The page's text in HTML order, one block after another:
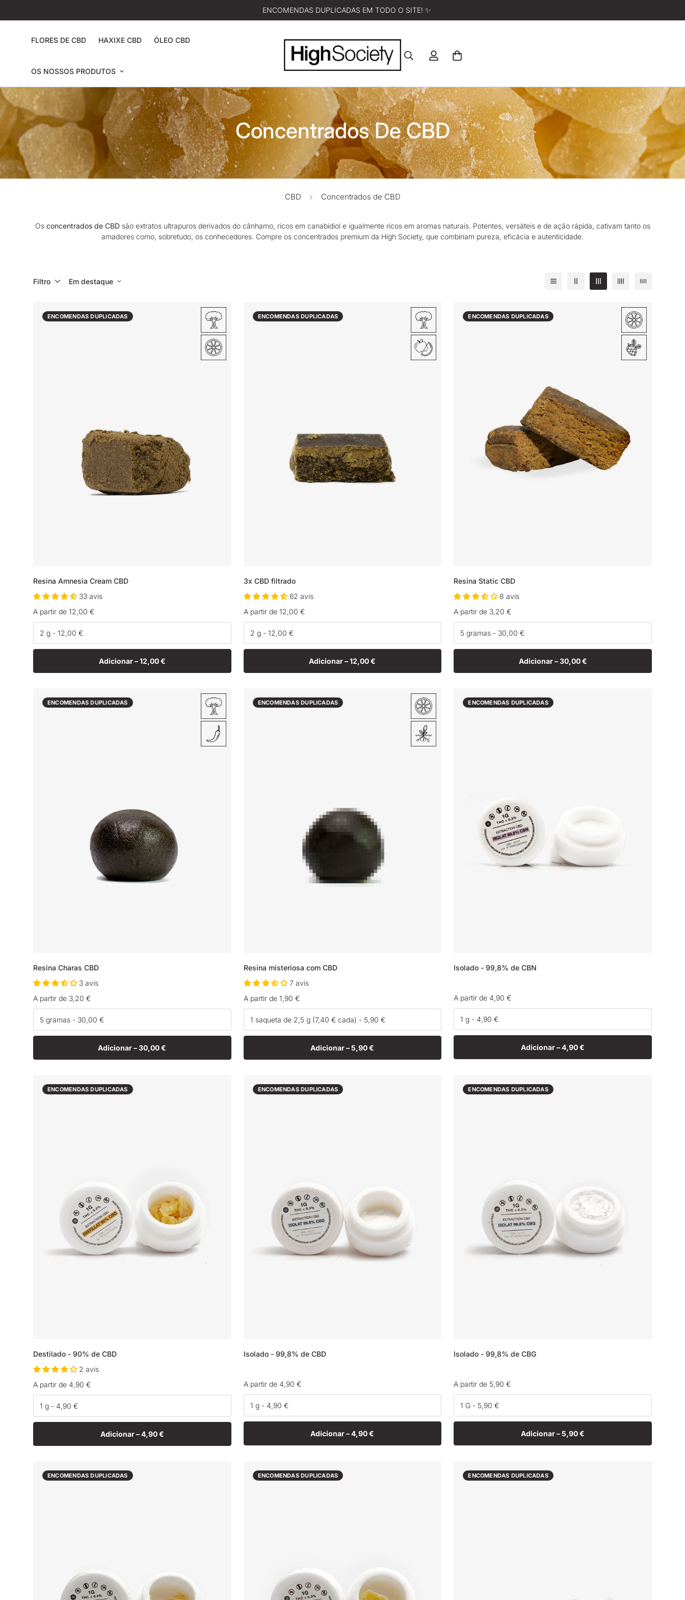
ENCOMENDAS DUPLICADAS EM TODO O SITE! ✨
FLORES DE CBD HAXIXE CBD ÓLEO CBD
OS NOSSOS PRODUTOS
Concentrados De CBD
CBD Concentrados de CBD
Os concentrados de CBDsão extratos ultrapuros derivados do cânhamo, ricos em canabidiol e igualmente ricos em aromas naturais. Potentes, versáteis e de ação rápida, cativam tanto os
amadores como, sobretudo, os conhecedores. Compre os concentrados premium da High Society, que combinam pureza, eficácia e autenticidade.
Filtro Em destaque
ENCOMENDAS DUPLICADAS
Resina Amnesia Cream CBD
33 avis
Preço
normal
A partir de 12,00 €
Adicionar –12,00 €
ENCOMENDAS DUPLICADAS
3x CBD filtrado
62 avis
Preço
normal
A partir de 12,00 €
Adicionar –12,00 €
ENCOMENDAS DUPLICADAS
Resina Static CBD
8 avis
Preço
normal
A partir de 3,20 €
Adicionar –30,00 €
ENCOMENDAS DUPLICADAS
Resina Charas CBD
3 avis
Preço
normal
A partir de 3,20 €
Adicionar –30,00 €
ENCOMENDAS DUPLICADAS
Resina misteriosa com CBD
7 avis
Preço
normal
A partir de 1,90 €
Adicionar –5,90 €
ENCOMENDAS DUPLICADAS
Isolado - 99,8% de CBN
Preço
normal
A partir de 4,90 €
Adicionar –4,90 €
ENCOMENDAS DUPLICADAS
Destilado - 90% de CBD
2 avis
Preço
normal
A partir de 4,90 €
Adicionar –4,90 €
ENCOMENDAS DUPLICADAS
Isolado - 99,8% de CBD
Preço
normal
A partir de 4,90 €
Adicionar –4,90 €
ENCOMENDAS DUPLICADAS
Isolado - 99,8% de CBG
Preço
normal
A partir de 5,90 €
Adicionar –5,90 €
ENCOMENDAS DUPLICADAS ENCOMENDAS DUPLICADAS ENCOMENDAS DUPLICADAS